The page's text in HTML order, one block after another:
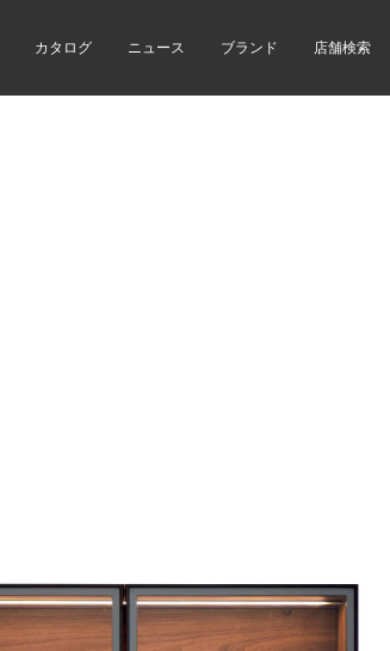
カタログ ニュース ブランド 店舗検索